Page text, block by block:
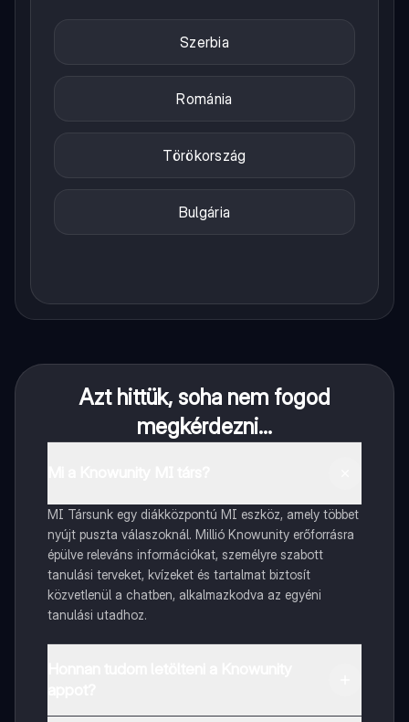
Szerbia
Románia
Törökország
Bulgária
Azt hittük, soha nem fogod
megkérdezni...
MI Társunk egy diákközpontú MI eszköz, amely többet
nyújt puszta válaszoknál. Millió Knowunity erőforrásra
épülve releváns információkat, személyre szabott
tanulási terveket, kvízeket és tartalmat biztosít
közvetlenül a chatben, alkalmazkodva az egyéni
tanulási utadhoz.